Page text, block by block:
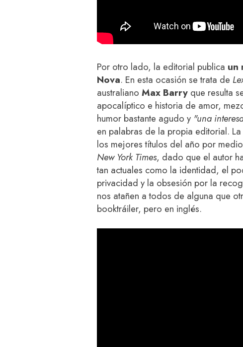
Por otro lado, la editorial publica un
Nova. En esta ocasión se trata de
australiano Max Barry que resulta
apocalíptico e historia de amor,
humor bastante agudo y "una
en palabras de la propia editorial.
los mejores títulos del año por
New York Times, dado que el autor
tan actuales como la identidad, el
privacidad y la obsesión por la
nos atañen a todos de alguna que
booktráiler, pero en inglés.